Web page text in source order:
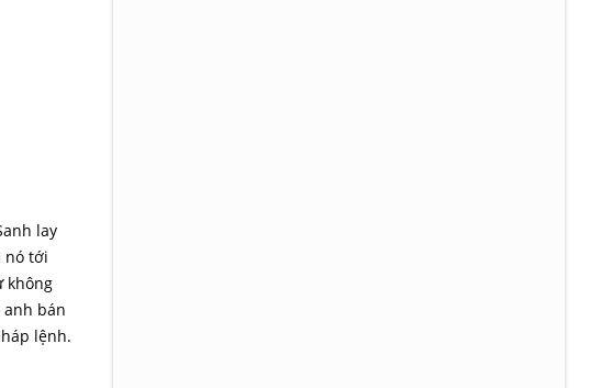
lay
nó tới
không
bán
lệnh.